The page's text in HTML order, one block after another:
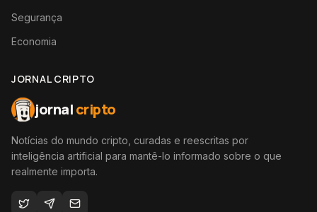
Segurança
Economia
JORNAL CRIPTO
jornalcripto
Notícias do mundo cripto, curadas e reescritas por
inteligência artificial para mantê-lo informado sobre o que
realmente importa.